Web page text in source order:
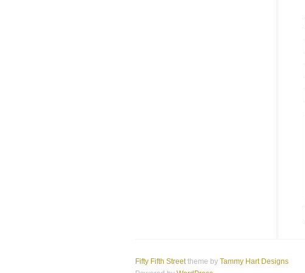
Fifty Fifth Streettheme by Tammy Hart Designs